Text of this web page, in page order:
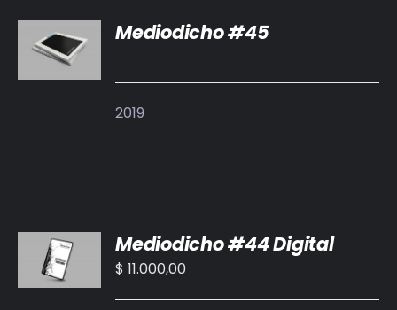
DETALLES
Mediodicho #45
2019
AL
CARRITO
/
Mediodicho #44 Digital
$ 11.000,00